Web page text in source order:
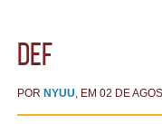
def
POR NYUU, EM 02 DE